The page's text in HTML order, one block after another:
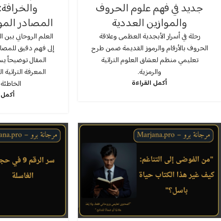
جديد في فهم علوم الحروف
والموازين العددية
رحلة في أسرار الأبجدية العظمى وعلاقة
الحروف بالأرقام والرموز القديمة ضمن طرح
تعليمي منظم لعشاق العلوم التراثية
والرمزية.
أكمل القراءة
المصادر
العلم الروحاني
إلى فهم دقيق
المقال توضيحاً
المعرفة